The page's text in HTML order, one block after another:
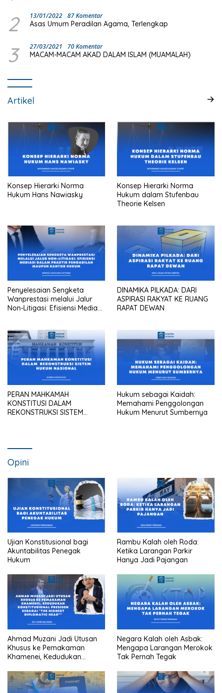
2
13/01/2022 87 Komentar
Asas Umum Peradilan Agama, Terlengkap
3 27/03/2021 70 Komentar
MACAM-MACAM AKAD DALAM ISLAM (MUAMALAH)
Artikel
Konsep Hierarki Norma
Hukum Hans Nawiasky
Konsep Hierarki Norma
Hukum dalam Stufenbau
Theorie Kelsen
Penyelesaian Sengketa
Wanprestasi melalui Jalur
Non-Litigasi: Efisiensi Mediasi
DINAMIKA PILKADA: DARI
ASPIRASI RAKYAT KE RUANG
RAPAT DEWAN
PERAN MAHKAMAH
KONSTITUSI DALAM
REKONSTRUKSI SISTEM
Hukum sebagai Kaidah:
Memahami Penggolongan
Hukum Menurut Sumbernya
Opini
Ujian Konstitusional bagi
Akuntabilitas Penegak
Hukum
Rambu Kalah oleh Roda:
Ketika Larangan Parkir
Hanya Jadi Pajangan
Ahmad Muzani Jadi Utusan
Khusus ke Pemakaman
Khamenei, Kedudukan
sebagai “the highest
diplomatic head””
Negara Kalah oleh Asbak:
Mengapa Larangan Merokok
Tak Pernah Tegak